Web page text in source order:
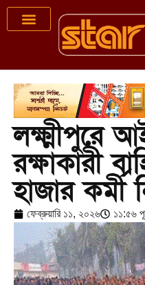
লক্ষ্মীপুরে
রক্ষাকারী
হাজার কর্মী
ফেব্রুয়ারি ১১, ২০২৬ ১১:৫৬